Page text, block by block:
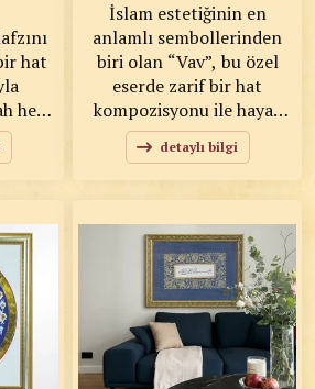
hat
her
Zeki
İslam estetiğinin en
anlamlı sembollerinden
biri olan “Vav”, bu özel
eserde zarif bir hat
kompozisyonu ile hayat
buluyor. Tevazu, kulluk ve
yaratılışın özünü temsil
eden Vav formu, ince
işçilikle yazı sanatına
dönüştürülerek güçlü bir
görsel ifade sunar. KOD:
0134 SANATKÂR: Ahmet
Zeki YAVAŞ ÖLÇÜLER:
75x76 ESER
ÖZELLİKLERİ: Toprak
Boya, Pamuk Tual Baskı
detaylı bilgi